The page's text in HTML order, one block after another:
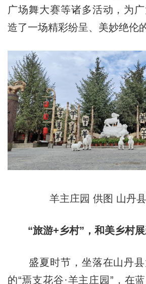
广场舞大赛等诸多活动，为
造了一场精彩纷呈、美妙绝伦
羊主庄园 供图 山丹县
“旅游+乡村”，和美乡村
盛夏时节，坐落在山丹县
的“焉支花谷·羊主庄园”，在